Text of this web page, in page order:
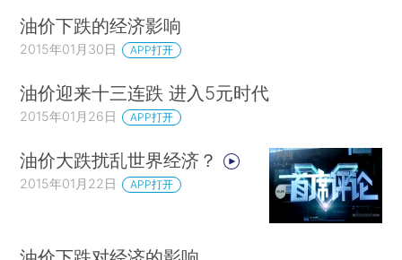
油价下跌的经济影响
2015年01月30日 APP打开
油价迎来十三连跌 进入5元时代
2015年01月26日 APP打开
油价大跌扰乱世界经济？
2015年01月22日 APP打开